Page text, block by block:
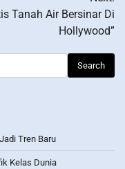
Tanah Air Bersinar Di
Hollywood”
Tren Baru
Kelas Dunia